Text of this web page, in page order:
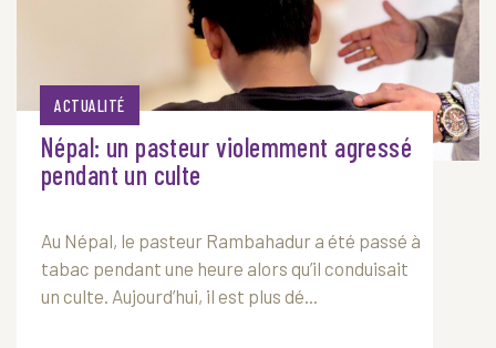
ACTUALITÉ
Népal: un pasteur violemment agressé
pendant un culte
Au Népal, le pasteur Rambahadur a été passé à
tabac pendant une heure alors qu’il conduisait
un culte. Aujourd’hui, il est plus dé...